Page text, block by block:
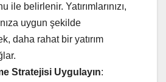
ile belirlenir. Yatırımlarınızı,
uygun şekilde
daha rahat bir yatırım
Stratejisi Uygulayın: